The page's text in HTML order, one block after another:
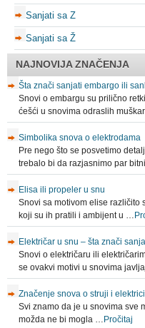
Sanjati sa Z
Sanjati sa Ž
NAJNOVIJA ZNAČENJA
Šta znači sanjati embargo ili
Snovi o embargu su prilično
ćešći u snovima odraslih
Simbolika snova o elektrodama
Pre nego što se posvetimo
trebalo bi da razjasnimo par
Elisa ili propeler u snu
Snovi sa motivom elise različito
koji su ih pratili i ambijent u …
Električar u snu – šta znači
Snovi o električaru ili
se ovakvi motivi u snovima
Značenje snova o struji i
Svi znamo da je u snovima sve
možda ne bi mogla … Pročitaj